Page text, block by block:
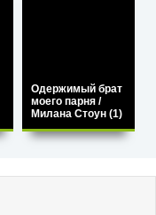
Одержимый брат
моего парня /
Милана Стоун (1)